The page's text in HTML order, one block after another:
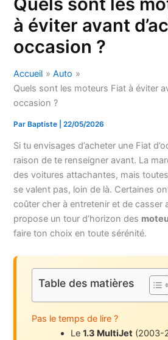
à éviter avant
occasion ?
Accueil
Auto
Quels sont les moteurs Fiat à éviter
occasion ?
ParBaptiste |22/05/2026
Si tu envisages d’acheter une Fiat
raison de te renseigner avant. La
des voitures attachantes, mais
se valent pas, loin de là. Certaines
coûter cher à entretenir et de casser
propose un tour d’horizon des
faire ton choix en toute sérénité.
Table des matières
Pas le temps de lire ?
Le1.3 MultiJet (2003-